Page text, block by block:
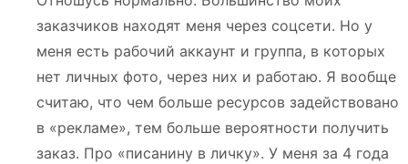
заказчиков находят меня через соцсети. Но у
меня есть рабочий аккаунт и группа, в которых
нет личных фото, через них и работаю. Я вообще
считаю, что чем больше ресурсов задействовано
в «рекламе», тем больше вероятности получить
заказ. Про «писанину в личку». У меня за 4 года